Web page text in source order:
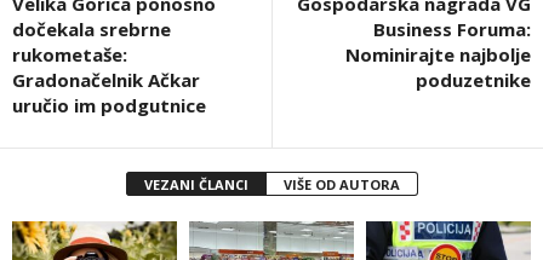
dočekala srebrne
rukometaše:
Gradonačelnik Ačkar
uručio im podgutnice
Business Foruma:
Nominirajte najbolje
poduzetnike
VEZANI ČLANCI VIŠE OD AUTORA